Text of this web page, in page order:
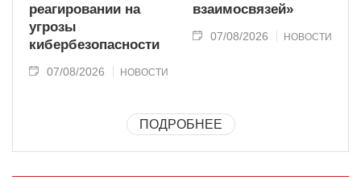
реагировании на
угрозы
кибербезопасности
07/08/2026 НОВОСТИ
взаимосвязей»
07/08/2026 НОВОСТИ
ПОДРОБНЕЕ